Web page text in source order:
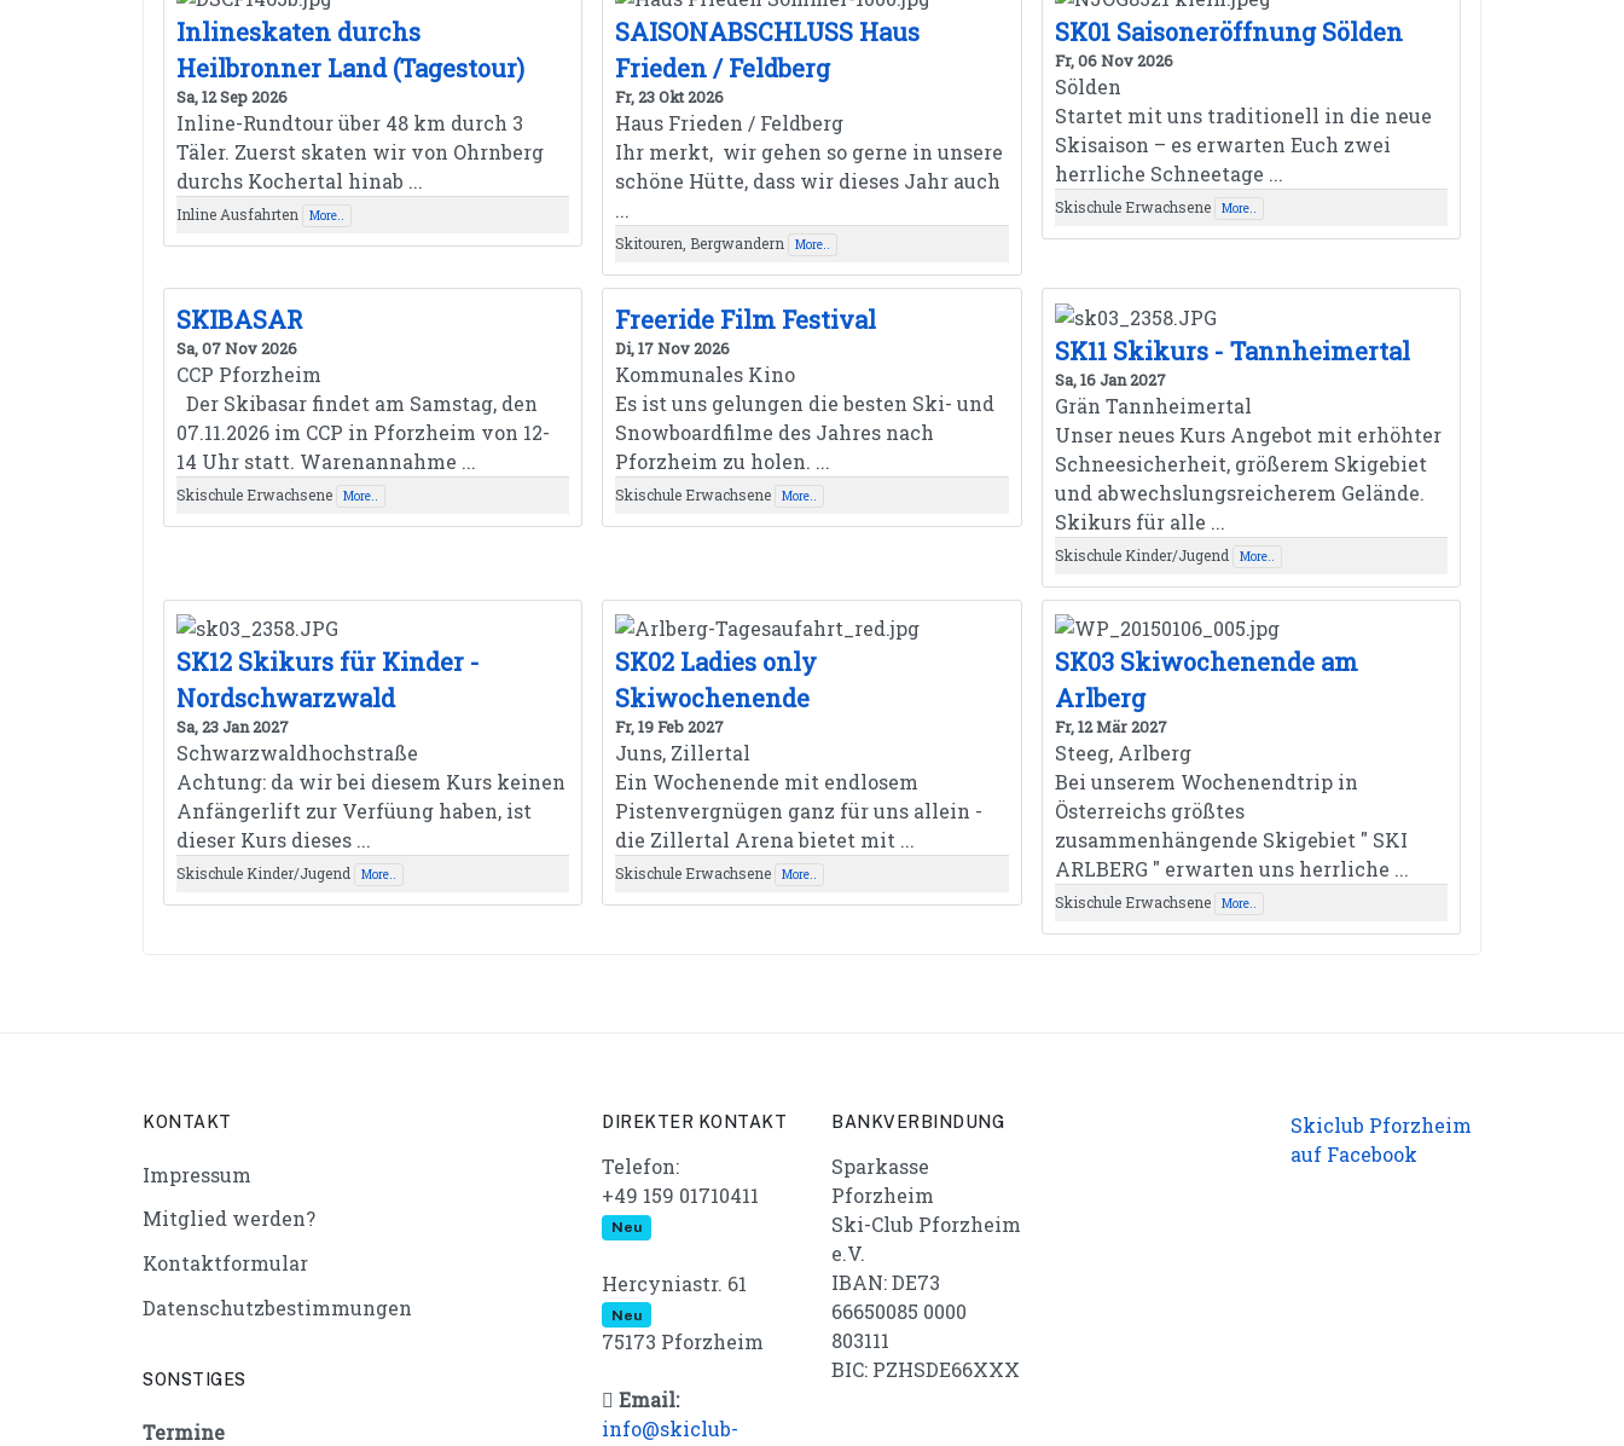
Inlineskaten durchs
Heilbronner Land (Tagestour)
Sa, 12 Sep 2026
Inline-Rundtour über 48 km durch 3
Täler. Zuerst skaten wir von Ohrnberg
durchs Kochertal hinab ...
Inline Ausfahrten More..
SAISONABSCHLUSS Haus
Frieden / Feldberg
Fr, 23 Okt 2026
Haus Frieden / Feldberg
Ihr merkt, wir gehen so gerne in unsere
schöne Hütte, dass wir dieses Jahr auch
...
Skitouren, Bergwandern More..
SK01 Saisoneröffnung Sölden
Fr, 06 Nov 2026
Sölden
Startet mit uns traditionell in die neue
Skisaison – es erwarten Euch zwei
herrliche Schneetage ...
Skischule Erwachsene More..
SKIBASAR
Sa, 07 Nov 2026
CCP Pforzheim
Der Skibasar findet am Samstag, den
07.11.2026 im CCP in Pforzheim von 12-
14 Uhr statt. Warenannahme ...
Skischule Erwachsene More..
Freeride Film Festival
Di, 17 Nov 2026
Kommunales Kino
Es ist uns gelungen die besten Ski- und
Snowboardfilme des Jahres nach
Pforzheim zu holen. ...
Skischule Erwachsene More..
SK11 Skikurs - Tannheimertal
Sa, 16 Jan 2027
Grän Tannheimertal
Unser neues Kurs Angebot mit erhöhter
Schneesicherheit, größerem Skigebiet
und abwechslungsreicherem Gelände.
Skikurs für alle ...
Skischule Kinder/Jugend More..
SK12 Skikurs für Kinder -
Nordschwarzwald
Sa, 23 Jan 2027
Schwarzwaldhochstraße
Achtung: da wir bei diesem Kurs keinen
Anfängerlift zur Verfüung haben, ist
dieser Kurs dieses ...
Skischule Kinder/Jugend More..
SK02 Ladies only
Skiwochenende
Fr, 19 Feb 2027
Juns, Zillertal
Ein Wochenende mit endlosem
Pistenvergnügen ganz für uns allein -
die Zillertal Arena bietet mit ...
Skischule Erwachsene More..
SK03 Skiwochenende am
Arlberg
Fr, 12 Mär 2027
Steeg, Arlberg
Bei unserem Wochenendtrip in
Österreichs größtes
zusammenhängende Skigebiet " SKI
ARLBERG " erwarten uns herrliche ...
Skischule Erwachsene More..
KONTAKT
Impressum
Mitglied werden?
Kontaktformular
Datenschutzbestimmungen
SONSTIGES
Termine
DIREKTER KONTAKT
Telefon:
+49 159 01710411
Neu
Hercyniastr. 61
Neu
75173 Pforzheim
Email:
info@skiclub-
BANKVERBINDUNG
Sparkasse
Pforzheim
Ski-Club Pforzheim
e.V.
IBAN: DE73
66650085 0000
803111
BIC: PZHSDE66XXX
Skiclub Pforzheim
auf Facebook